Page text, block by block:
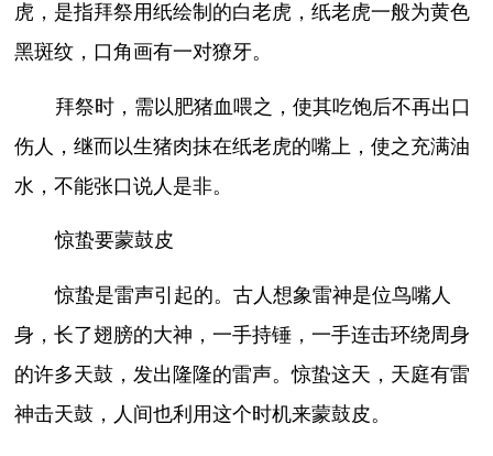
虎，是指拜祭用纸绘制的白老虎，纸老虎一般为黄色
黑斑纹，口角画有一对獠牙。
拜祭时，需以肥猪血喂之，使其吃饱后不再出口
伤人，继而以生猪肉抹在纸老虎的嘴上，使之充满油
水，不能张口说人是非。
惊蛰要蒙鼓皮
惊蛰是雷声引起的。古人想象雷神是位鸟嘴人
身，长了翅膀的大神，一手持锤，一手连击环绕周身
的许多天鼓，发出隆隆的雷声。惊蛰这天，天庭有雷
神击天鼓，人间也利用这个时机来蒙鼓皮。